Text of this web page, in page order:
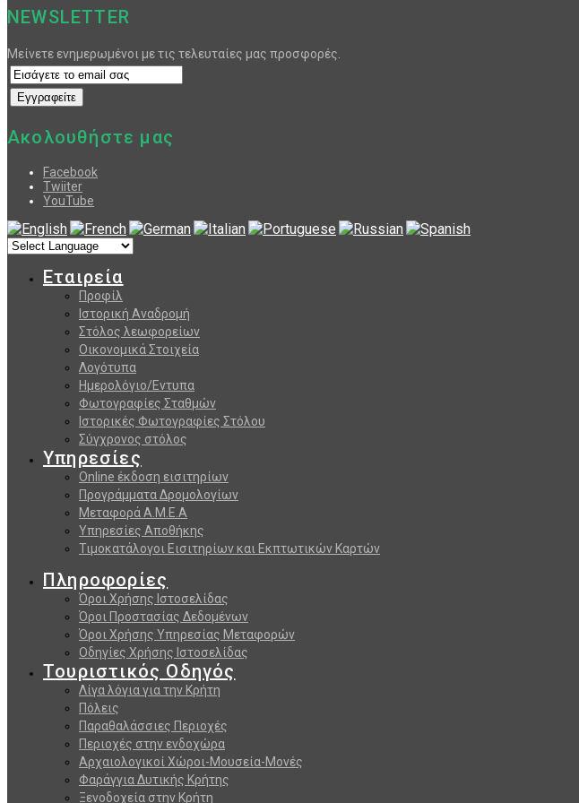
NEWSLETTER
Μείνετε ενημερωμένοι με τις τελευταίες μας προσφορές.
Ακολουθήστε μας
Facebook
Twiiter
YouTube
Εταιρεία
Προφίλ
Ιστορική Αναδρομή
Στόλος λεωφορείων
Οικονομικά Στοιχεία
Λογότυπα
Ημερολόγιο/Εντυπα
Φωτογραφίες Σταθμών
Ιστορικές Φωτογραφίες Στόλου
Σύγχρονος στόλος
Υπηρεσίες
Online έκδοση εισιτηρίων
Προγράμματα Δρομολογίων
Μεταφορά Α.Μ.Ε.Α
Υπηρεσίες Αποθήκης
Τιμοκατάλογοι Εισιτηρίων και Εκπτωτικών Καρτών
Πληροφορίες
Όροι Χρήσης Ιστοσελίδας
Όροι Προστασίας Δεδομένων
Όροι Χρήσης Υπηρεσίας Μεταφορών
Οδηγίες Χρήσης Ιστοσελίδας
Τουριστικός Οδηγός
Λίγα λόγια για την Κρήτη
Πόλεις
Παραθαλάσσιες Περιοχές
Περιοχές στην ενδοχώρα
Αρχαιολογικοί Χώροι-Μουσεία-Μονές
Φαράγγια Δυτικής Κρήτης
Ξενοδοχεία στην Κρήτη